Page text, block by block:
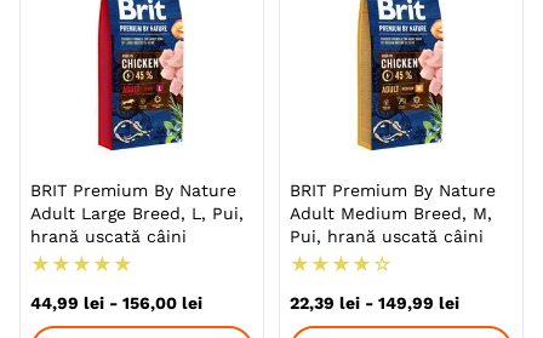
BRIT Premium By Nature
Adult Large Breed, L, Pui,
hrană uscată câini
★ ★ ★ ★ ★
44,99 lei - 156,00 lei
BRIT Premium By Nature
Adult Medium Breed, M,
Pui, hrană uscată câini
★ ★ ★ ★ ☆
22,39 lei - 149,99 lei